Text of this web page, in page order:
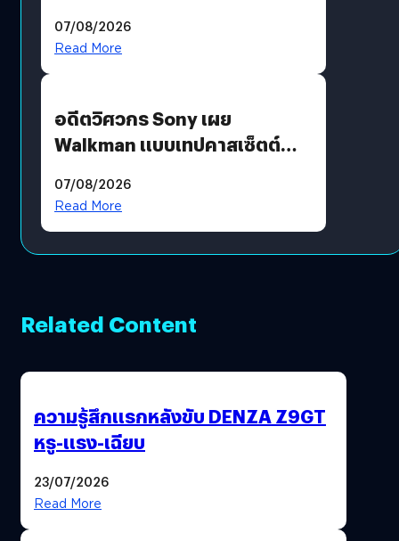
07/08/2026
Read More
อดีตวิศวกร Sony เผย
Walkman แบบเทปคาสเซ็ตต์
07/08/2026
Read More
Related Content
ความรู้สึกแรกหลังขับ DENZA Z9GT
หรู-แรง-เฉียบ
23/07/2026
Read More